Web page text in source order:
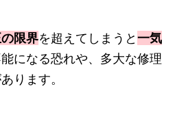
限界を超えてしまうと一気
になる恐れや、多大な修理
ります。